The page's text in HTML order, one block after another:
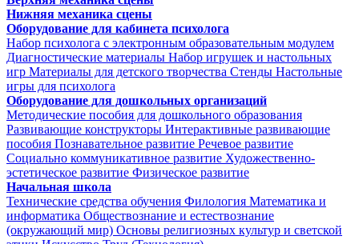
Нижняя механика сцены
Оборудование для кабинета психолога
Набор психолога с электронным образовательным модулем
Диагностические материалы Набор игрушек и настольных
игр Материалы для детского творчества Стенды Настольные
игры для психолога
Оборудование для дошкольных организаций
Методические пособия для дошкольного образования
Развивающие конструкторы Интерактивные развивающие
пособия Познавательное развитие Речевое развитие
Социально коммуникативное развитие Художественно-
эстетическое развитие Физическое развитие
Начальная школа
Технические средства обучения Филология Математика и
информатика Обществознание и естествознание
(окружающий мир) Основы религиозных культур и светской